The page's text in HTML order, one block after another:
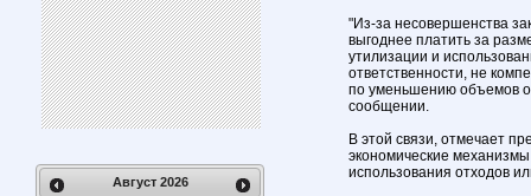
Август 2026
"Из-за несовершенства
выгоднее платить за
утилизации и
ответственности, не
по уменьшению объемов
сообщении.
В этой связи, отмечает
экономические
использования отходов